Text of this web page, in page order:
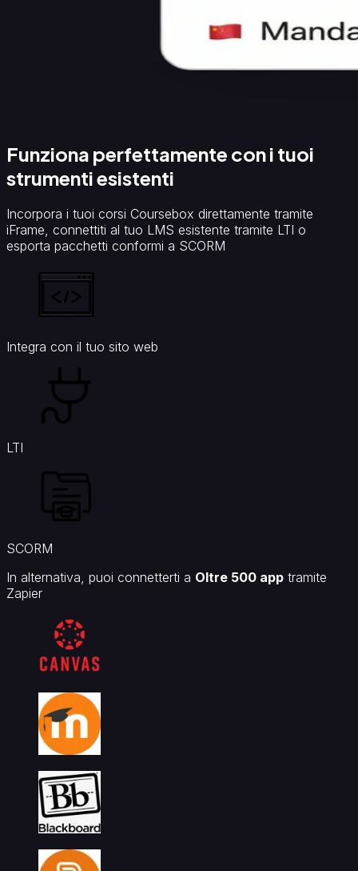
Funziona perfettamente con i tuoi
strumenti esistenti
Incorpora i tuoi corsi Coursebox direttamente tramite
iFrame, connettiti al tuo LMS esistente tramite LTI o
esporta pacchetti conformi a SCORM
Integra con il tuo sito web
LTI
SCORM
In alternativa, puoi connetterti a Oltre 500 app tramite
Zapier